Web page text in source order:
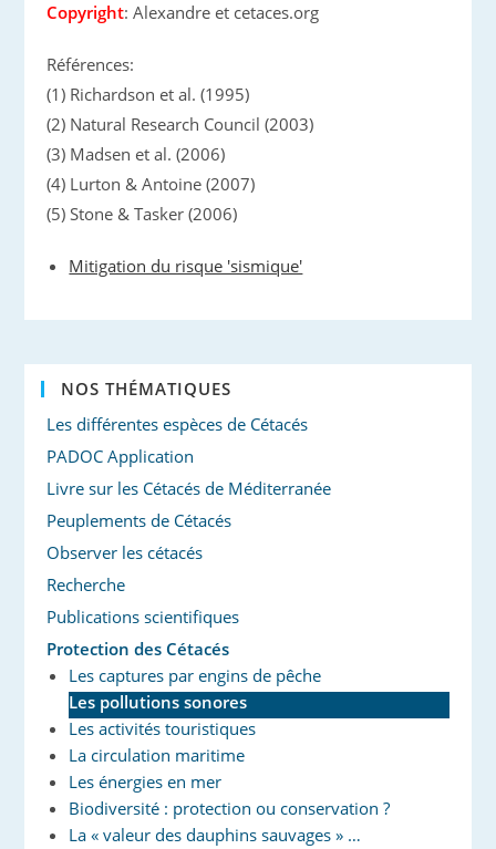
Copyright: Alexandre et cetaces.org
Références:
(1) Richardson et al. (1995)
(2) Natural Research Council (2003)
(3) Madsen et al. (2006)
(4) Lurton & Antoine (2007)
(5) Stone & Tasker (2006)
Mitigation du risque 'sismique'
NOS THÉMATIQUES
Les différentes espèces de Cétacés
PADOC Application
Livre sur les Cétacés de Méditerranée
Peuplements de Cétacés
Observer les cétacés
Recherche
Publications scientifiques
Protection des Cétacés
Les captures par engins de pêche
Les pollutions sonores
Les activités touristiques
La circulation maritime
Les énergies en mer
Biodiversité : protection ou conservation ?
La « valeur des dauphins sauvages » …